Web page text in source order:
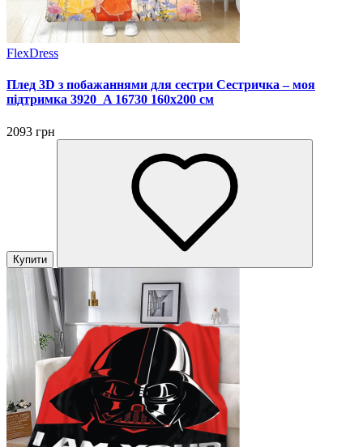
FlexDress
Плед 3D з побажаннями для сестри Сестричка – моя
підтримка 3920_A 16730 160х200 см
2093 грн
Купити